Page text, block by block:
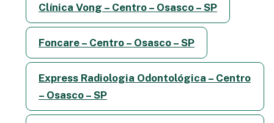
Clínica Vong – Centro – Osasco – SP
Foncare – Centro – Osasco – SP
Express Radiologia Odontológica – Centro
– Osasco – SP